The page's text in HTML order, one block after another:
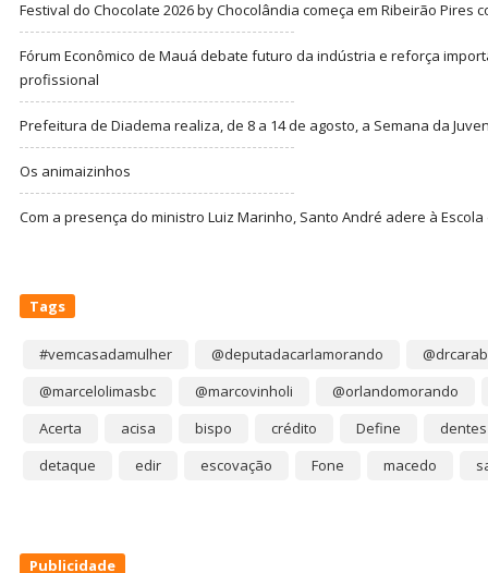
Festival do Chocolate 2026 by Chocolândia começa em Ribeirão Pires
Fórum Econômico de Mauá debate futuro da indústria e reforça
profissional
Prefeitura de Diadema realiza, de 8 a 14 de agosto, a Semana da
Os animaizinhos
Com a presença do ministro Luiz Marinho, Santo André adere à
Tags
#vemcasadamulher @deputadacarlamorando
@marcelolimasbc
@marcovinholi
@orlandomorando
Acerta
acisa bispo crédito Define
dentes
detaque
edir escovação Fone macedo
Publicidade